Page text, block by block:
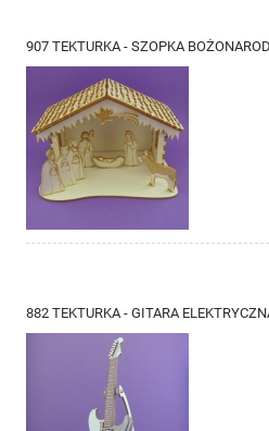
907 TEKTURKA - SZOPKA
882 TEKTURKA - GITARA